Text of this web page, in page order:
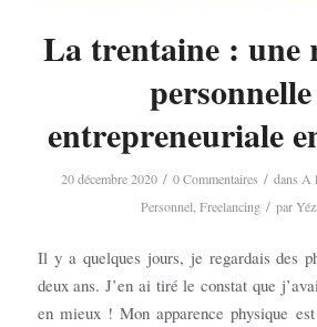
La trentaine : une
entrepreneuriale
20 décembre 2020 / 0 Commentaires / dans A
Personnel Freelancing / par
Il y a quelques jours, je regardais des
deux ans. J’en ai tiré le constat que
en mieux ! Mon apparence physique